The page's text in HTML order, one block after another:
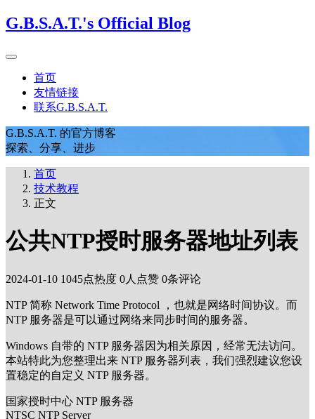
G.B.S.A.T.'s Official Blog
首页
友情链接
联系G.B.S.A.T.
G.B.S.A.T. 的官方博客
探索、分享、进步
首页
技术教程
正文
公共NTP授时服务器地址列表
2024-01-10 1045点热度 0人点赞 0条评论
NTP 简称 Network Time Protocol ，也就是网络时间协议。而
NTP 服务器是可以通过网络来同步时间的服务器。
Windows 自带的 NTP 服务器因为相关原因，经常无法访问。
本站特此为您整理出来 NTP 服务器列表，我们强烈建议您设
置稳定的自定义 NTP 服务器。
国家授时中心 NTP 服务器
NTSC NTP Server